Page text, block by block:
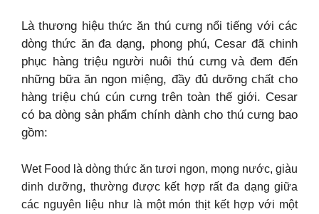
Là thương hiệu thức ăn thú cưng nổi tiếng với các
dòng thức ăn đa dạng, phong phú, Cesar đã chinh
phục hàng triệu người nuôi thú cưng và đem đến
những bữa ăn ngon miệng, đầy đủ dưỡng chất cho
hàng triệu chú cún cưng trên toàn thế giới. Cesar
có ba dòng sản phẩm chính dành cho thú cưng bao
gồm:
Wet Food là dòng thức ăn tươi ngon, mọng nước, giàu
dinh dưỡng, thường được kết hợp rất đa dạng giữa
các nguyên liệu như là một món thịt kết hợp với một